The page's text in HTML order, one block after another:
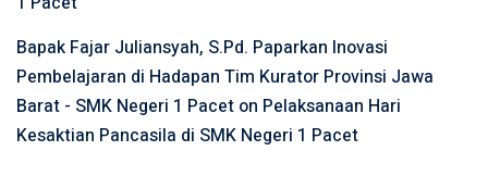
Bapak Fajar Juliansyah, S.Pd. Paparkan Inovasi
Pembelajaran di Hadapan Tim Kurator Provinsi Jawa
Barat - SMK Negeri 1 Pacet on Pelaksanaan Hari
Kesaktian Pancasila di SMK Negeri 1 Pacet